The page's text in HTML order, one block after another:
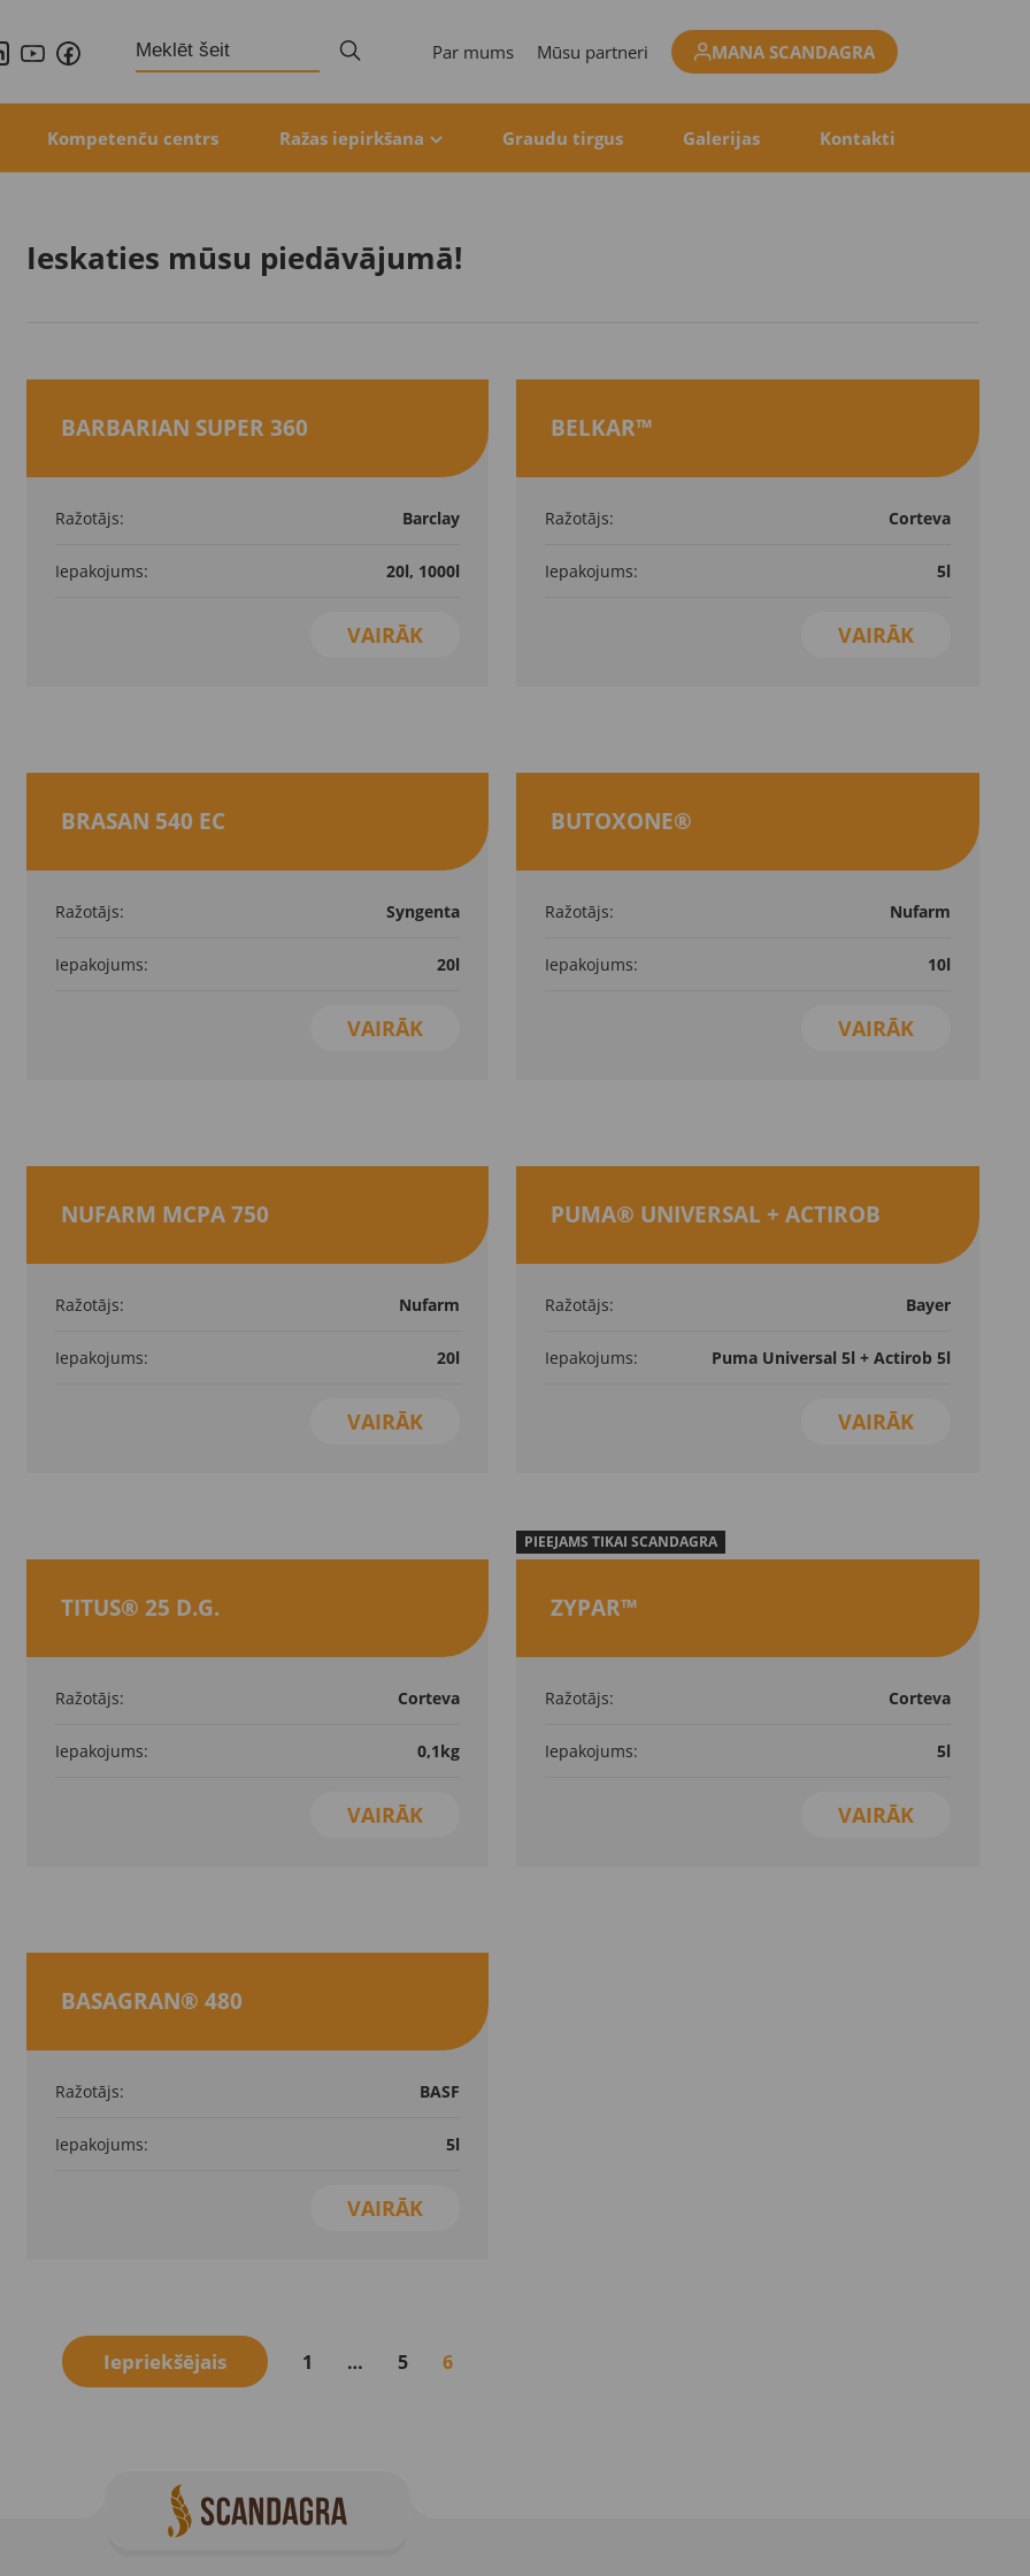
Search
for: Par mums Mūsu partneri MANA SCANDAGRA
Kompetenču centrs Ražas iepirkšana Graudu tirgus Galerijas Kontakti
Ieskaties mūsu piedāvājumā!
BARBARIAN SUPER 360
Ražotājs: Barclay
Iepakojums: 20l, 1000l
VAIRĀK
BELKAR™
Ražotājs: Corteva
Iepakojums: 5l
VAIRĀK
BRASAN 540 EC
Ražotājs: Syngenta
Iepakojums: 20l
VAIRĀK
BUTOXONE®
Ražotājs: Nufarm
Iepakojums: 10l
VAIRĀK
NUFARM MCPA 750
Ražotājs: Nufarm
Iepakojums: 20l
VAIRĀK
PUMA® UNIVERSAL + ACTIROB
Ražotājs: Bayer
Iepakojums: Puma Universal 5l + Actirob 5l
VAIRĀK
TITUS® 25 D.G.
Ražotājs: Corteva
Iepakojums: 0,1kg
VAIRĀK
PIEEJAMS TIKAI SCANDAGRA
ZYPAR™
Ražotājs: Corteva
Iepakojums: 5l
VAIRĀK
BASAGRAN® 480
Ražotājs: BASF
Iepakojums: 5l
VAIRĀK
Iepriekšējais 1 … 5 6